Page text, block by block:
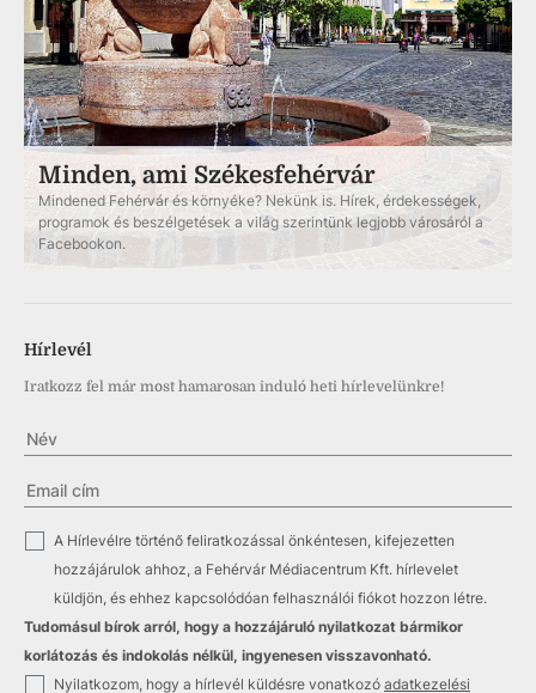
Minden, ami Székesfehérvár
Mindened Fehérvár és környéke? Nekünk is. Hírek, érdekességek,
programok és beszélgetések a világ szerintünk legjobb városáról a
Facebookon.
Hírlevél
Iratkozz fel már most hamarosan induló heti hírlevelünkre!
A Hírlevélre történő feliratkozással önkéntesen, kifejezetten
hozzájárulok ahhoz, a Fehérvár Médiacentrum Kft. hírlevelet
küldjön, és ehhez kapcsolódóan felhasználói fiókot hozzon létre.
Tudomásul bírok arról, hogy a hozzájáruló nyilatkozat bármikor
korlátozás és indokolás nélkül, ingyenesen visszavonható.
Nyilatkozom, hogy a hírlevél küldésre vonatkozó adatkezelési